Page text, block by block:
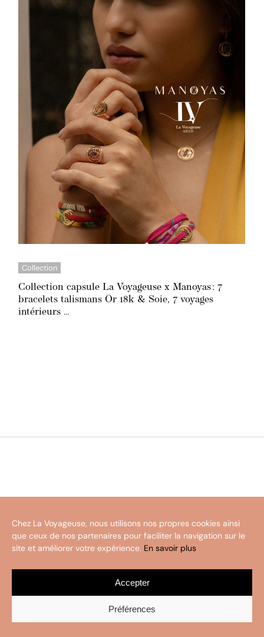
Chez La Voyageuse, nous utilisons nos propres cookies ainsi
que ceux de nos partenaires pour faciliter la navigation sur le
site et améliorer votre expérience. En savoir plus
Accepter
Préférences
Collection
Collection capsule La Voyageuse x Manoyas : 7
bracelets talismans Or 18k & Soie, 7 voyages
intérieurs …
La Voyageuse